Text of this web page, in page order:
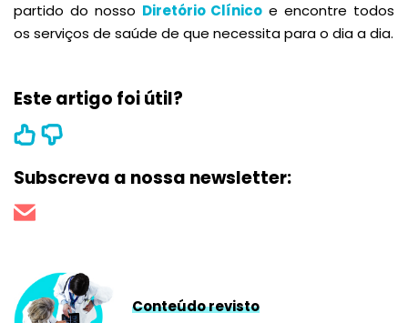
partido do nosso Diretório Clínico e encontre todos
os serviços de saúde de que necessita para o dia a dia.
Este artigo foi útil?
Subscreva a nossa newsletter:
Conteúdo revisto